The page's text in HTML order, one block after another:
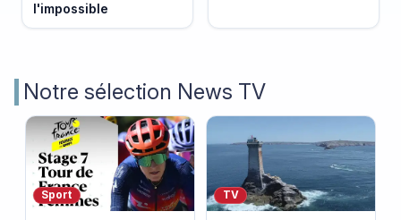
l'impossible
Notre sélection News TV
Sport TV